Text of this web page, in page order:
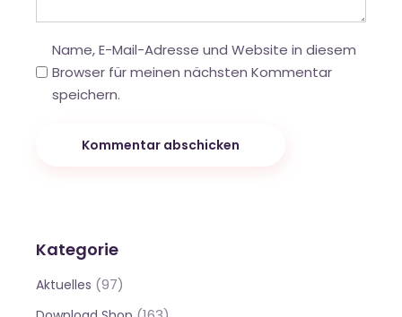
Name, E-Mail-Adresse und Website in diesem
Browser für meinen nächsten Kommentar
speichern.
Kommentar abschicken
Kategorie
Aktuelles (97)